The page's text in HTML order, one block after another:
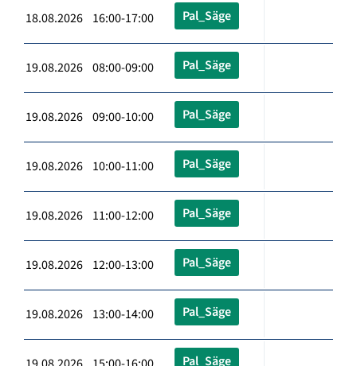
18.08.2026 16:00-17:00 Pal_Säge
19.08.2026 08:00-09:00 Pal_Säge
19.08.2026 09:00-10:00 Pal_Säge
19.08.2026 10:00-11:00 Pal_Säge
19.08.2026 11:00-12:00 Pal_Säge
19.08.2026 12:00-13:00 Pal_Säge
19.08.2026 13:00-14:00 Pal_Säge
Pal_Säge